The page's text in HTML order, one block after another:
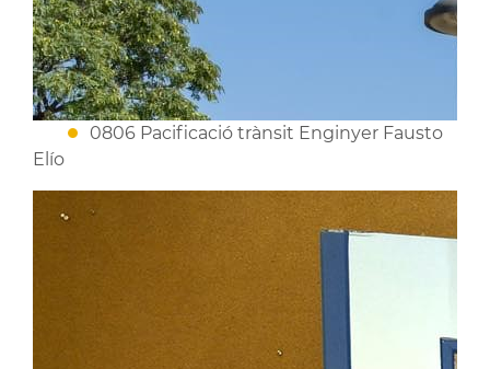
0806 Pacificació trànsit Enginyer Fausto
Elío